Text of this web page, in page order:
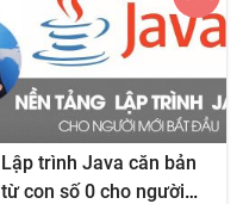
Lập trình Java căn bản
từ con số 0 cho người